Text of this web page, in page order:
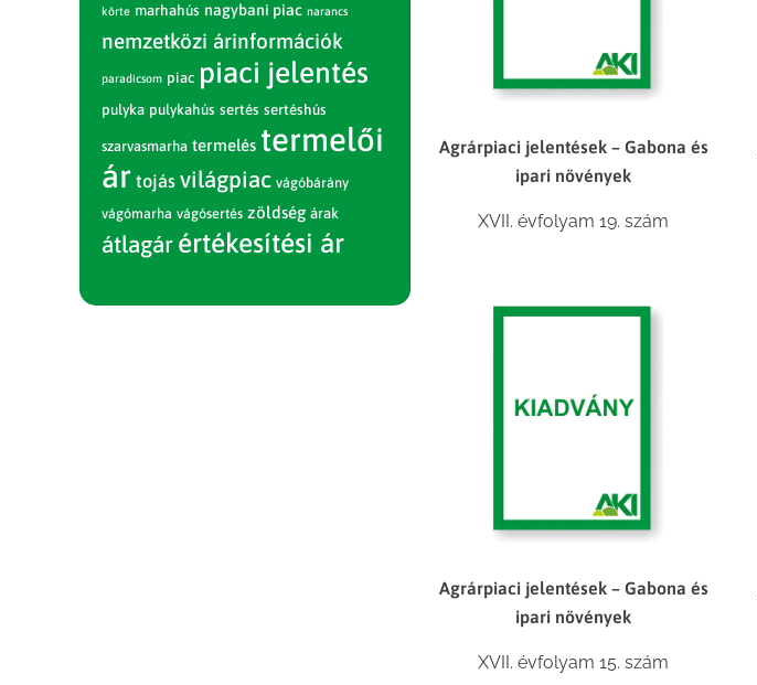
Agrárpiaci jelentések – Gabona és
ipari növények
XVII. évfolyam 19. szám
Agrárpiaci jelentések – Gabona és
ipari növények
XVII. évfolyam 15. szám
körte marhahús nagybani piac narancs
nemzetközi árinformációk
paradicsom piac piaci jelentés
pulyka pulykahús sertés sertéshús
szarvasmarha termelés termelői
ár tojás világpiac vágóbárány
vágómarha vágósertés zöldség árak
átlagár értékesítési ár